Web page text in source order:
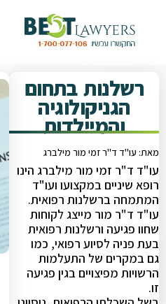
רשלנות בתחום
הגניקולוגיה
והמיילדות
מאת: עו"ד ד"ר זמי מור מילברג
עו"ד ד"ר זמי מור מילברג הינו
רופא שיניים במקצועו ועו"ד
המתמחה ברשלנות רפואית.
עו"ד ד"ר מור מייצג לקוחות
שחוו פגיעה ורשלנות רפואית
בעת פניה לסיוע רפואי, כמו
גם במקרים של התעלמות
הרשויות מפיצויים בגין פגיעה
זו.